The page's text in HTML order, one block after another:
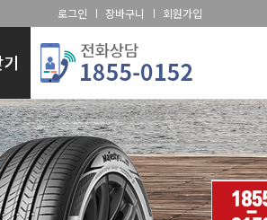
로그인 장바구니 회원가입